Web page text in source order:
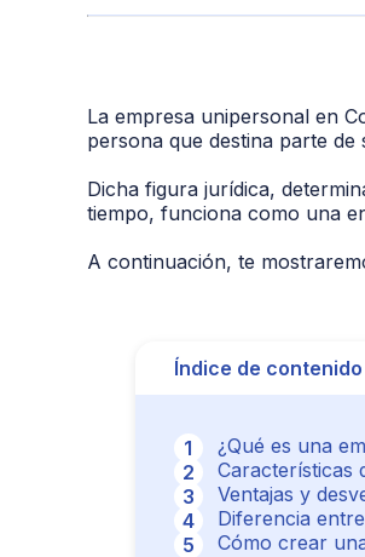
La empresa unipersonal en
persona que destina parte de
Dicha figura jurídica,
tiempo, funciona como una
A continuación, te
Índice de contenido
¿Qué es una
Características
Ventajas y
Diferencia
Cómo crear